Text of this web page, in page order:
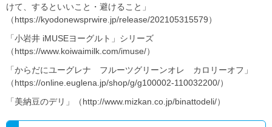
けて、するといいこと・避けること」
（https://kyodonewsprwire.jp/release/202105315579）
「小岩井 iMUSEヨーグルト」シリーズ
（https://www.koiwaimilk.com/imuse/）
「からだにユーグレナ フルーツグリーンオレ カロリーオフ」
（https://online.euglena.jp/shop/g/g100002-110032200/）
「美納豆のデリ」（http://www.mizkan.co.jp/binattodeli/）